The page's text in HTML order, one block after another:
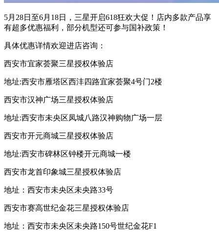
5月28日至6月18日，三星开启618狂欢大促！店内多款产品享
有超多优惠福利，部分机型还可参与国补政策！
具体优惠详情欢迎进店咨询：
西安市宜家荟聚三星授权体验店
地址:西安市雁塔区西沣四路宜家荟聚4号门2楼
西安市汉神广场三星授权体验店
地址:西安市未央区凤城八路汉神购物广场一层
西安市开元商城三星授权体验店
地址:西安市碑林区钟楼开元商城一楼
西安市龙首印象城三星授权体验店
地址：西安市未央区未央路33号
西安市赛高世纪金花三星授权体验店
地址：西安市未央区未央路150号世纪金花F1